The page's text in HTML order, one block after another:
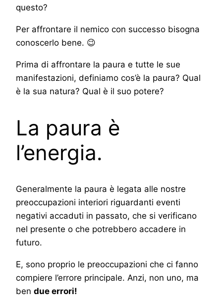
questo?
Per affrontare il nemico con successo bisogna
conoscerlo bene. 😉
Prima di affrontare la paura e tutte le sue
manifestazioni, definiamo cos’è la paura? Qual
è la sua natura? Qual è il suo potere?
La paura è
l’energia.
Generalmente la paura è legata alle nostre
preoccupazioni interiori riguardanti eventi
negativi accaduti in passato, che si verificano
nel presente o che potrebbero accadere in
futuro.
E, sono proprio le preoccupazioni che ci fanno
compiere l’errore principale. Anzi, non uno, ma
ben due errori!